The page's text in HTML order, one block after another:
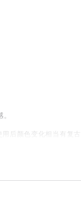
后颜色变化相当有复古